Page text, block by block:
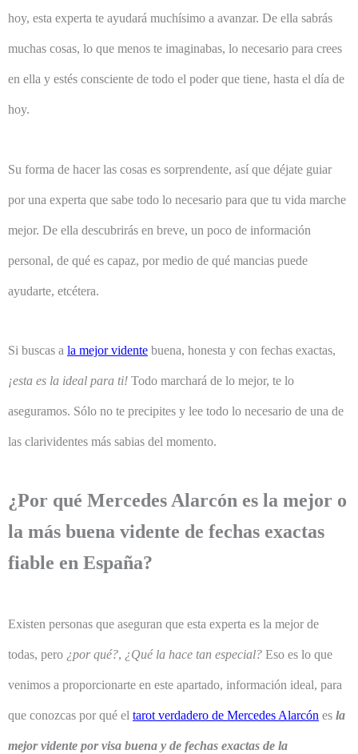
hoy, esta experta te ayudará muchísimo a avanzar. De ella sabrás
muchas cosas, lo que menos te imaginabas, lo necesario para crees
en ella y estés consciente de todo el poder que tiene, hasta el día de
hoy.
Su forma de hacer las cosas es sorprendente, así que déjate guiar
por una experta que sabe todo lo necesario para que tu vida marche
mejor. De ella descubrirás en breve, un poco de información
personal, de qué es capaz, por medio de qué mancias puede
ayudarte, etcétera.
Si buscas a la mejor vidente buena, honesta y con fechas exactas,
¡esta es la ideal para ti! Todo marchará de lo mejor, te lo
aseguramos. Sólo no te precipites y lee todo lo necesario de una de
las clarividentes más sabias del momento.
¿Por qué Mercedes Alarcón es la mejor o
la más buena vidente de fechas exactas
fiable en España?
Existen personas que aseguran que esta experta es la mejor de
todas, pero ¿por qué?, ¿Qué la hace tan especial? Eso es lo que
venimos a proporcionarte en este apartado, información ideal, para
que conozcas por qué el tarot verdadero de Mercedes Alarcón es la
mejor vidente por visa buena y de fechas exactas de la